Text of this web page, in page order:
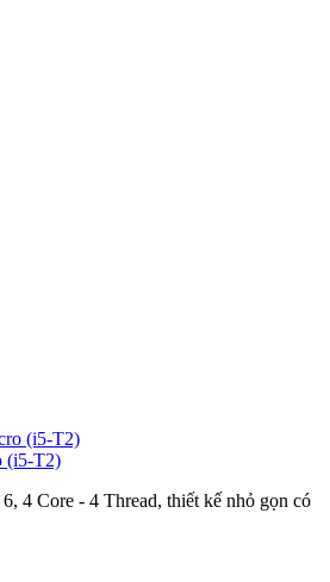
(i5-T2)
4 Core - 4 Thread, thiết kế nhỏ gọn có